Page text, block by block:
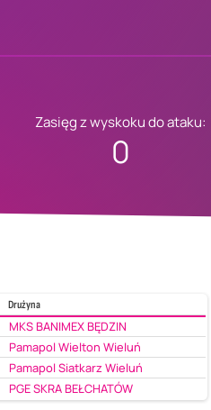
Zasięg z wyskoku do ataku:
0
Drużyna
MKS BANIMEX BĘDZIN
Pamapol Wielton Wieluń
Pamapol Siatkarz Wieluń
PGE SKRA BEŁCHATÓW